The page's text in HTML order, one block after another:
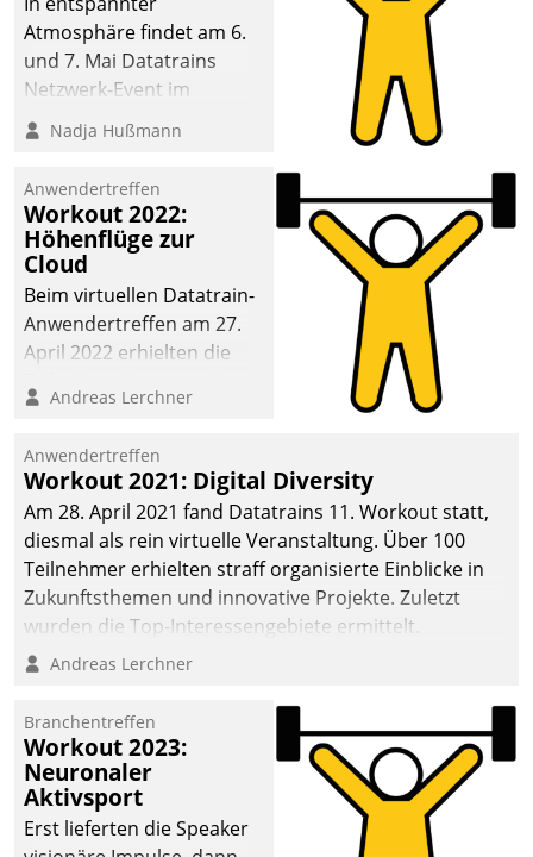
Atmosphäre findet am 6.
und 7. Mai Datatrains
Netzwerk-Event im
Kunden- und Partnerkreis
statt. Zentrale Frage: Wie
Mammutprojekte
meistern und Workloads
wuppen – bei zunehmend
anspruchsvollen
Aufgaben und
abnehmendem
Nadja Hußmann
Anwendertreffen
Workout 2022:
Höhenflüge zur
Cloud
Beim virtuellen Datatrain-
Anwendertreffen am 27.
April 2022 erhielten die
Teilnehmer kurzweilige
Cloud-Strategien und -
Lösungen mit hohem
Zukunftspotenzial.
Andreas Lerchner
Anwendertreffen
Workout 2021: Digital Diversity
Am 28. April 2021 fand Datatrains 11. Workout statt,
diesmal als rein virtuelle Veranstaltung. Über 100
Teilnehmer erhielten straff organisierte Einblicke in
Zukunftsthemen und innovative Projekte. Zuletzt
wurden die Top-Interessengebiete ermittelt.
Andreas Lerchner
Branchentreffen
Workout 2023:
Neuronaler
Aktivsport
Erst lieferten die Speaker